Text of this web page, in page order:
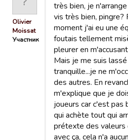
Olivier
Moissat
Участник
très bien, je
vis très bien, pingre?
moment j'ai eu une
foutais tellement
pleurer en
Mais je me suis
tranquille...je ne
des autres. En
m'explique que je
joueurs car c'est pas
qui achète tout qui
prétexte des valeurs
avec ça, cela n'a